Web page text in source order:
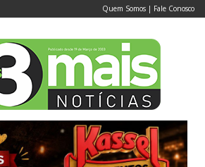
Quem Somos | Fale Conosco